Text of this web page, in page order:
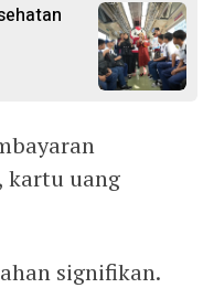
kartu uang
signifikan.